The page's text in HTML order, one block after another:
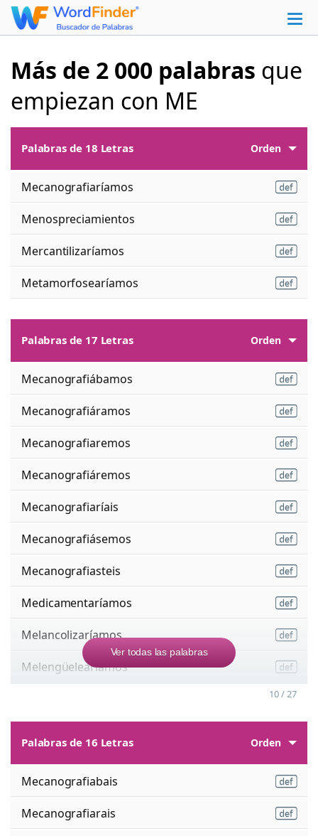
Más de 2 000 palabras que
empiezan con ME
Palabras de 18 Letras Orden
Mecanografiaríamos
Menospreciamientos
Mercantilizaríamos
Metamorfosearíamos
Palabras de 17 Letras Orden
Mecanografiábamos
Mecanografiáramos
Mecanografiaremos
Mecanografiáremos
Mecanografiaríais
Mecanografiásemos
Mecanografiasteis
Medicamentaríamos
Melancolizaríamos
Melengüelearíamos
Ver todas las palabras
10 / 27
Palabras de 16 Letras Orden
Mecanografiabais
Mecanografiarais